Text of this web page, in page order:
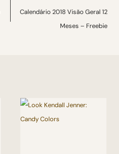
Calendário 2018 Visão Geral 12
Meses – Freebie